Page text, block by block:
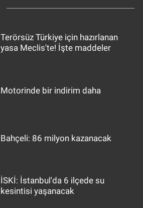
Terörsüz Türkiye için hazırlanan
yasa Meclis'te! İşte maddeler
Motorinde bir indirim daha
Bahçeli: 86 milyon kazanacak
İSKİ: İstanbul'da 6 ilçede su
kesintisi yaşanacak